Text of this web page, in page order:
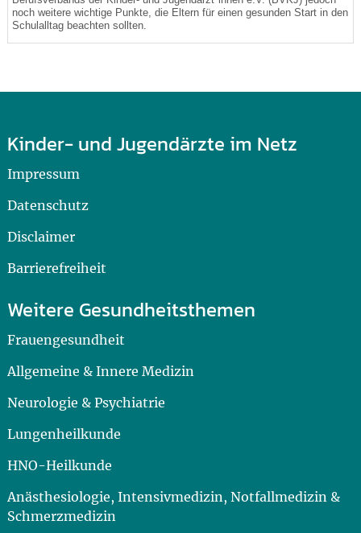
noch weitere wichtige Punkte, die Eltern für einen gesunden Start in den
Schulalltag beachten sollten.
Kinder- und Jugendärzte im Netz
Impressum
Datenschutz
Disclaimer
Barrierefreiheit
Weitere Gesundheitsthemen
Frauengesundheit
Allgemeine & Innere Medizin
Neurologie & Psychiatrie
Lungenheilkunde
HNO-Heilkunde
Anästhesiologie, Intensivmedizin, Notfallmedizin &
Schmerzmedizin